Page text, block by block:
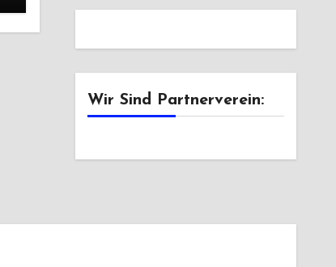
Wir Sind Partnerverein: